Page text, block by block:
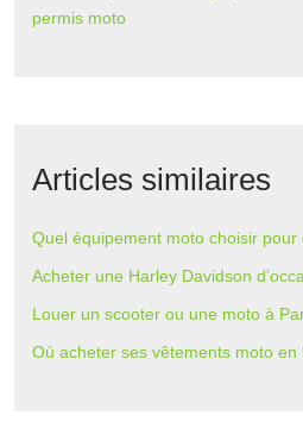
permis moto
Articles similaires
Quel équipement moto choisir pour
Acheter une Harley Davidson
Louer un scooter ou une moto à
Où acheter ses vêtements moto en